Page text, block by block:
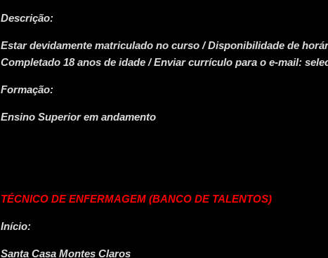
Descrição:
Estar devidamente matriculado no curso / Disponibilidade de
Completado 18 anos de idade / Enviar currículo para o e-mail:
Formação:
Ensino Superior em andamento
TÉCNICO DE ENFERMAGEM (BANCO DE TALENTOS)
Início:
Santa Casa Montes Claros